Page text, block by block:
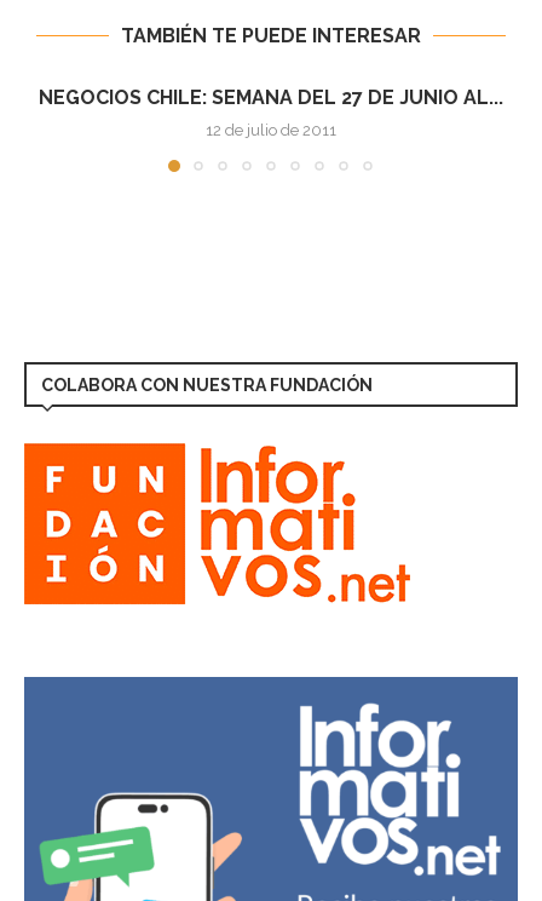
TAMBIÉN TE PUEDE INTERESAR
NEGOCIOS CHILE: SEMANA DEL 4 AL 10 DE...
12 de julio de 2011
COLABORA CON NUESTRA FUNDACIÓN